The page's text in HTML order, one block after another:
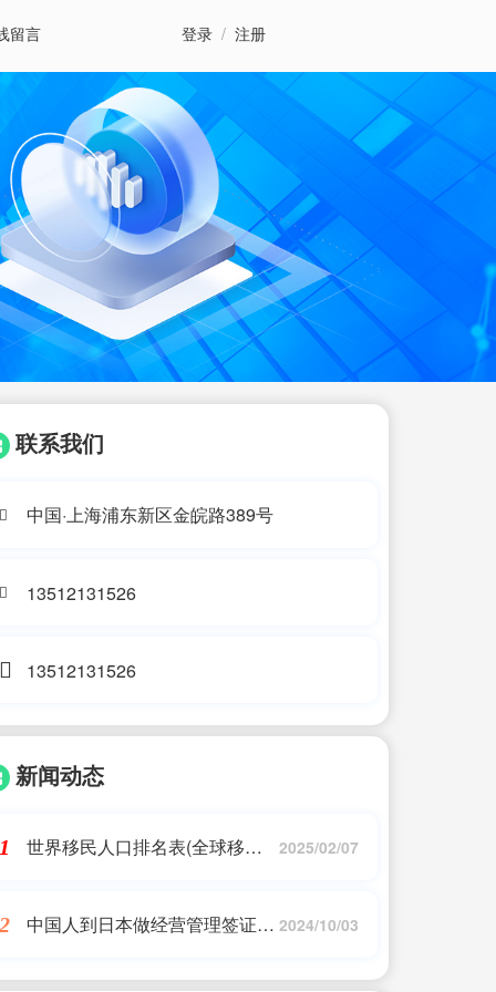
留言 登录 / 注册
联系我们
中国·上海浦东新区金皖路389号
13512131526
13512131526
新闻动态
世界移民人口排名表(全球移民
2025/02/07
中国人到日本做经营管理签证好
日本移民
2024/10/03